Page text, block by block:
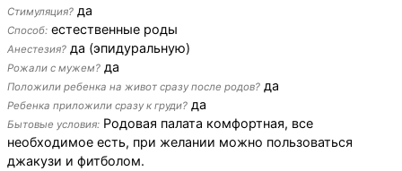
Стимуляция? да
Способ: естественные роды
Анестезия? да (эпидуральную)
Рожали с мужем? да
Положили ребенка на живот сразу после родов? да
Ребенка приложили сразу к груди? да
Бытовые условия: Родовая палата комфортная, все
необходимое есть, при желании можно пользоваться
джакузи и фитболом.